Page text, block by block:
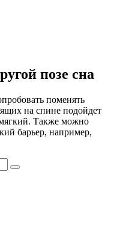
позе сна
поменять
на спине подойдет
Также можно
барьер, например,